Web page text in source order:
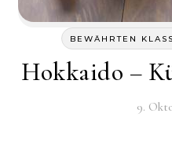
BEWÄHRTEN
Hokkaido –
9.